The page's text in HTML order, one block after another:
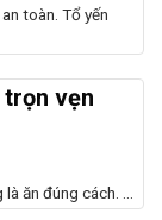
toàn. Tổ yến
vẹn
ăn đúng cách. ...